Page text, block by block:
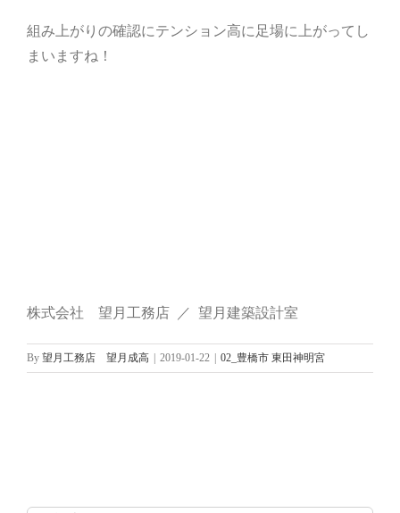
組み上がりの確認にテンション高に足場に上がってし
まいますね！
株式会社 望月工務店 ／ 望月建築設計室
By 望月工務店 望月成高 2019-01-22 02_豊橋市 東田神明宮